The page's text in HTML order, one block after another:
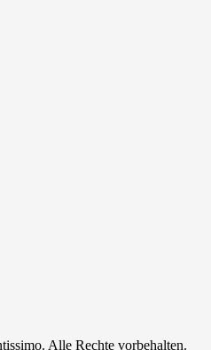
Alle Rechte vorbehalten.